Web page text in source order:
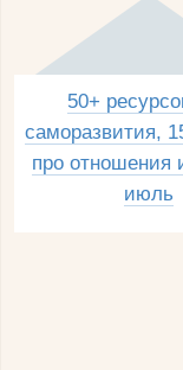
50+
саморазвития,
про отношения
июль